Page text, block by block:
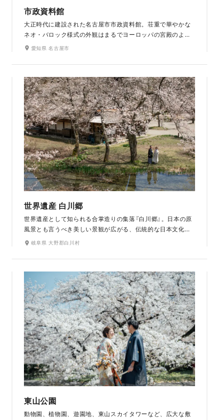
市政資料館
大正時代に建設された名古屋市市政資料館。荘重で華やかな
ネオ・バロック様式の外観はまるでヨーロッパの宮殿のよう
な佇まい。建物内の高い天井にはステンドグラスが残り、ま
囲気漂うロケーションは、とっておきのドレス姿にぴった
り。館内に差し込む光との調和で、夕方近い時間帯がおすす
めです。また、名古屋で一番早く桜が見れる場所としても有
名です。
愛知県 名古屋市
世界遺産 白川郷
世界遺産として知られる合掌造りの集落『白川郷』。日本の原
風景とも言うべき美しい景観が広がる、伝統的な日本文化と
雄大な自然が感じられる人気の観光スポットです。春は桜、
て四季折々の景色を楽しむことができます。
岐阜県 大野郡白川村
東山公園
動物園、植物園、遊園地、東山スカイタワーなど、広大な敷